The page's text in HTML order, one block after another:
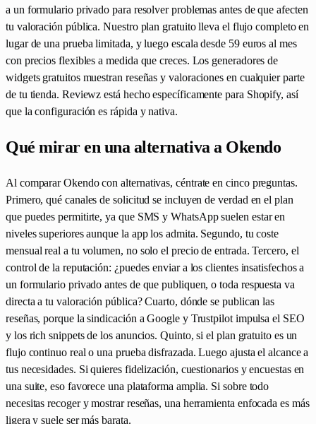
a un formulario privado para resolver problemas antes de que afecten
tu valoración pública. Nuestro plan gratuito lleva el flujo completo en
lugar de una prueba limitada, y luego escala desde 59 euros al mes
con precios flexibles a medida que creces. Los generadores de
widgets gratuitos muestran reseñas y valoraciones en cualquier parte
de tu tienda. Reviewz está hecho específicamente para Shopify, así
que la configuración es rápida y nativa.
Qué mirar en una alternativa a Okendo
Al comparar Okendo con alternativas, céntrate en cinco preguntas.
Primero, qué canales de solicitud se incluyen de verdad en el plan
que puedes permitirte, ya que SMS y WhatsApp suelen estar en
niveles superiores aunque la app los admita. Segundo, tu coste
mensual real a tu volumen, no solo el precio de entrada. Tercero, el
control de la reputación: ¿puedes enviar a los clientes insatisfechos a
un formulario privado antes de que publiquen, o toda respuesta va
directa a tu valoración pública? Cuarto, dónde se publican las
reseñas, porque la sindicación a Google y Trustpilot impulsa el SEO
y los rich snippets de los anuncios. Quinto, si el plan gratuito es un
flujo continuo real o una prueba disfrazada. Luego ajusta el alcance a
tus necesidades. Si quieres fidelización, cuestionarios y encuestas en
una suite, eso favorece una plataforma amplia. Si sobre todo
necesitas recoger y mostrar reseñas, una herramienta enfocada es más
ligera y suele ser más barata.